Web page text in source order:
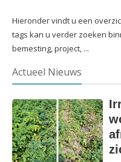
Hieronder vindt u een
tags kan u verder zoeken
bemesting, project, ...
Actueel Nieuws